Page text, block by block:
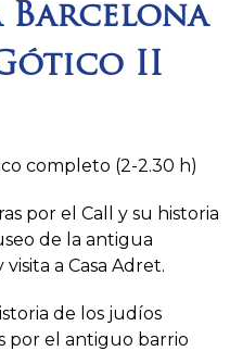
Barcelona
II
completo (2-2.30 h)
por el Call y su historia
de la antigua
a Casa Adret.
de los judíos
por el antiguo barrio